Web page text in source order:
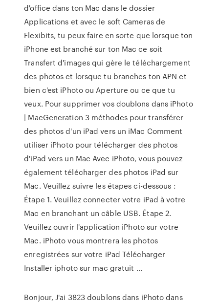
d'office dans ton Mac dans le dossier
Applications et avec le soft Cameras de
Flexibits, tu peux faire en sorte que lorsque ton
iPhone est branché sur ton Mac ce soit
Transfert d'images qui gère le téléchargement
des photos et lorsque tu branches ton APN et
bien c'est iPhoto ou Aperture ou ce que tu
veux. Pour supprimer vos doublons dans iPhoto
| MacGeneration 3 méthodes pour transférer
des photos d'un iPad vers un iMac Comment
utiliser iPhoto pour télécharger des photos
d'iPad vers un Mac Avec iPhoto, vous pouvez
également télécharger des photos iPad sur
Mac. Veuillez suivre les étapes ci-dessous :
Étape 1. Veuillez connecter votre iPad à votre
Mac en branchant un câble USB. Étape 2.
Veuillez ouvrir l'application iPhoto sur votre
Mac. iPhoto vous montrera les photos
enregistrées sur votre iPad Télécharger
Installer iphoto sur mac gratuit ...
Bonjour, J'ai 3823 doublons dans iPhoto dans